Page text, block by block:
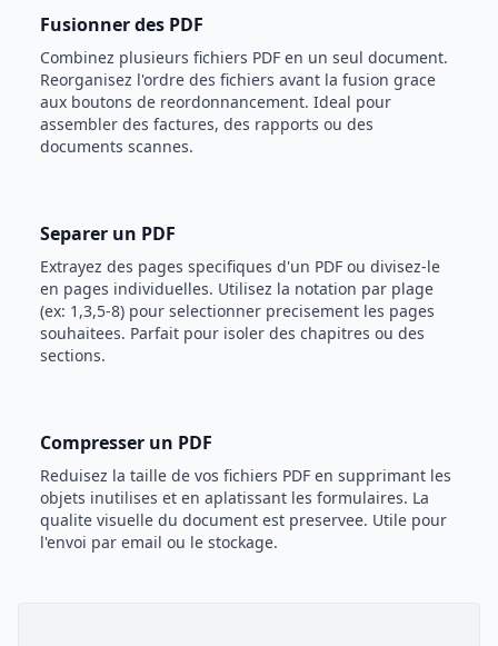
Fusionner des PDF
Combinez plusieurs fichiers PDF en un seul document.
Reorganisez l'ordre des fichiers avant la fusion grace
aux boutons de reordonnancement. Ideal pour
assembler des factures, des rapports ou des
documents scannes.
Separer un PDF
Extrayez des pages specifiques d'un PDF ou divisez-le
en pages individuelles. Utilisez la notation par plage
(ex: 1,3,5-8) pour selectionner precisement les pages
souhaitees. Parfait pour isoler des chapitres ou des
sections.
Compresser un PDF
Reduisez la taille de vos fichiers PDF en supprimant les
objets inutilises et en aplatissant les formulaires. La
qualite visuelle du document est preservee. Utile pour
l'envoi par email ou le stockage.